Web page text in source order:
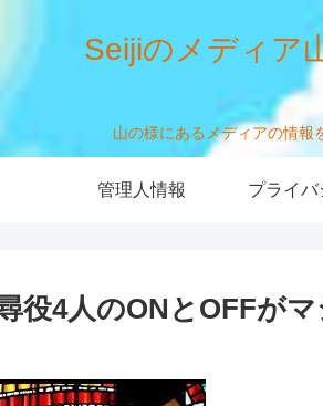
Seijiのメディア
山の様にあるメディアの情報
管理人情報 プライ
役4人のONとOFFが